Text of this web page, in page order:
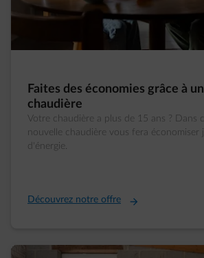
Faites des économies grâce à
chaudière
Votre chaudière a plus de 15 ans ? Dans
nouvelle chaudière vous fera économiser
d'énergie.
Découvrez notre offre